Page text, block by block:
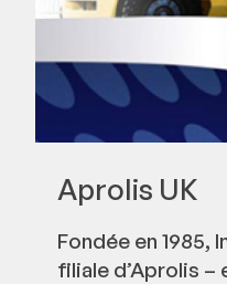
Aprolis UK
Fondée en 1985,
filiale d’Aprolis –